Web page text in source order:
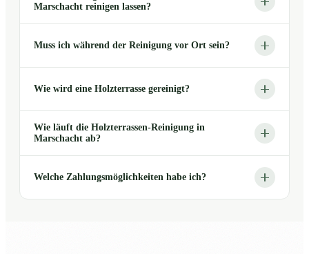
Marschacht reinigen lassen?
Muss ich während der Reinigung vor Ort sein?
Wie wird eine Holzterrasse gereinigt?
Wie läuft die Holzterrassen-Reinigung in
Marschacht ab?
Welche Zahlungsmöglichkeiten habe ich?